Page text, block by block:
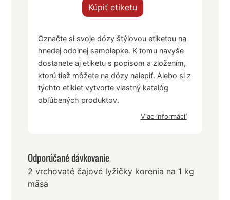
Kúpiť etiketu
Označte si svoje dózy štýlovou etiketou na
hnedej odolnej samolepke. K tomu navyše
dostanete aj etiketu s popisom a zložením,
ktorú tiež môžete na dózy nalepiť. Alebo si z
týchto etikiet vytvorte vlastný katalóg
obľúbených produktov.
Viac informácií
Odporúčané dávkovanie
2 vrchovaté čajové lyžičky korenia na 1 kg
mäsa